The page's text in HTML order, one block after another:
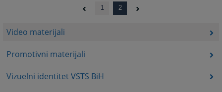
Video materijali
Promotivni materijali
Vizuelni identitet VSTS BiH
1 2